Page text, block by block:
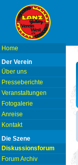
Home
Der Verein
Über uns
Presseberichte
Veranstaltungen
Fotogalerie
Anreise
Kontakt
Die Szene
Diskussionsforum
Forum Archiv